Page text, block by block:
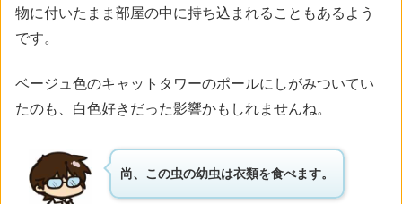
物に付いたまま部屋の中に持ち込まれることもあるよう
です。
ベージュ色のキャットタワーのポールにしがみついてい
たのも、白色好きだった影響かもしれませんね。
尚、この虫の幼虫は衣類を食べます。